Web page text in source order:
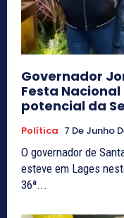
Governador
Festa
potencial da
Política 7 De Junho
O governador de
esteve em Lages
36ª...